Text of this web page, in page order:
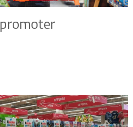
promoter